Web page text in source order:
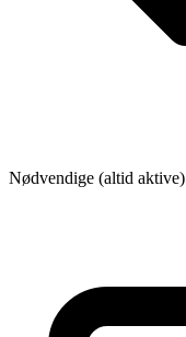
Nødvendige (altid aktive)